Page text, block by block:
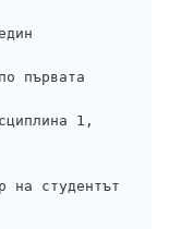
първата
1,
студентът